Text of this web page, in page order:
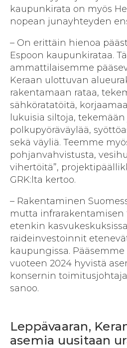
kaupunkirata on myös
nopean junayhteyden
– On erittäin hienoa
Espoon kaupunkirataa.
ammattilaisemme
Keraan ulottuvan
rakentamaan rataa,
sähköratatöitä,
lukuisia siltoja,
polkupyöräväylää,
sekä väyliä. Teemme
pohjanvahvistusta,
vihertöitä”,
GRK:lta kertoo.
– Rakentaminen
mutta infrarakentamisen
etenkin
raideinvestoinnit
kaupungissa.
vuoteen 2024 hyvistä
konsernin toimitusjohtaja
sanoo.
Leppävaaran,
asemia uusitaan